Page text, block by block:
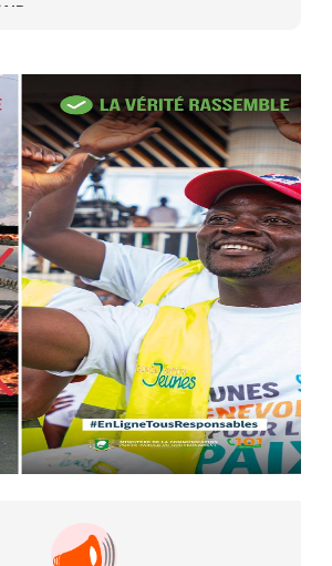
AIP
Camara tué lors d’attaques...
22 avr. 2026, 16:41
Des bureaux ravagés dans un
incendie survenu à la mairie...
AIP
10 avr. 2026, 09:48
Nommé Médiateur de la
République, Gaoussou Touré prend
officiellement fonction
AIP
13 mars 2026, 10:43
Nécrologie : décès de Guillaume
Houphouët-Boigny, fils du Père
fondateur...
12ᵉ Congrès ordinaire de l’UNJCI: la
campagne électorale reprend du...